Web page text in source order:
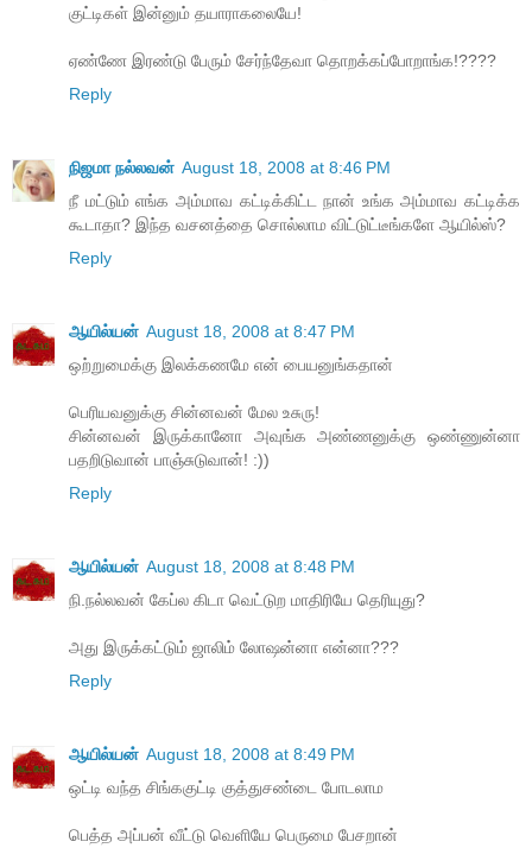
குட்டிகள் இன்னும் தயாராகலையே!
ஏண்ணே இரண்டு பேரும் சேர்ந்தேவா தொறக்கப்போறாங்க!????
Reply
நிஜமா நல்லவன் August 18, 2008 at 8:46 PM
நீ மட்டும் எங்க அம்மாவ கட்டிக்கிட்ட நான் உங்க அம்மாவ கட்டிக்க
கூடாதா? இந்த வசனத்தை சொல்லாம விட்டுட்டீங்களே ஆயில்ஸ்?
Reply
ஆயில்யன் August 18, 2008 at 8:47 PM
ஒற்றுமைக்கு இலக்கணமே என் பையனுங்கதான்
பெரியவனுக்கு சின்னவன் மேல உசுரு!
சின்னவன் இருக்கானோ அவுங்க அண்ணனுக்கு ஒண்ணுன்னா
பதறிடுவான் பாஞ்சுடுவான்! :))
Reply
ஆயில்யன் August 18, 2008 at 8:48 PM
நி.நல்லவன் கேப்ல கிடா வெட்டுற மாதிரியே தெரியுது?
அது இருக்கட்டும் ஜாலிம் லோஷன்னா என்னா???
Reply
ஆயில்யன் August 18, 2008 at 8:49 PM
ஒட்டி வந்த சிங்ககுட்டி குத்துசண்டை போடலாம
பெத்த அப்பன் வீட்டு வெளியே பெருமை பேசறான்